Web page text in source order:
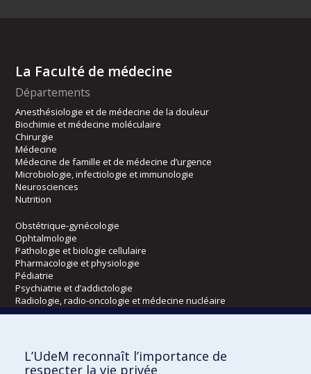
La Faculté de médecine
Départements
Anesthésiologie et de médecine de la douleur
Biochimie et médecine moléculaire
Chirurgie
Médecine
Médecine de famille et de médecine d’urgence
Microbiologie, infectiologie et immunologie
Neurosciences
Nutrition
Obstétrique-gynécologie
Ophtalmologie
Pathologie et biologie cellulaire
Pharmacologie et physiologie
Pédiatrie
Psychiatrie et d’addictologie
Radiologie, radio-oncologie et médecine nucléaire
Kinésiologie et des sciences de l’activité physique
L’UdeM reconnaît l’importance de
respecter la vie privée